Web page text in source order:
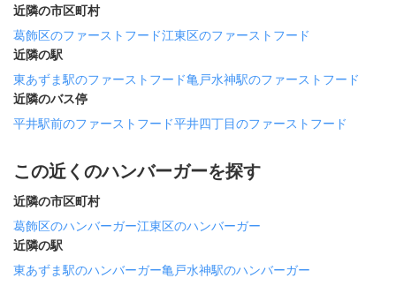
近隣の市区町村
葛飾区のファーストフード江東区のファーストフード
近隣の駅
東あずま駅のファーストフード亀戸水神駅のファーストフード
近隣のバス停
平井駅前のファーストフード平井四丁目のファーストフード
この近くのハンバーガーを探す
近隣の市区町村
葛飾区のハンバーガー江東区のハンバーガー
近隣の駅
東あずま駅のハンバーガー亀戸水神駅のハンバーガー